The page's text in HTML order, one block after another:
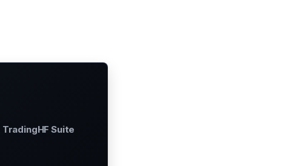
TradingHF Suite